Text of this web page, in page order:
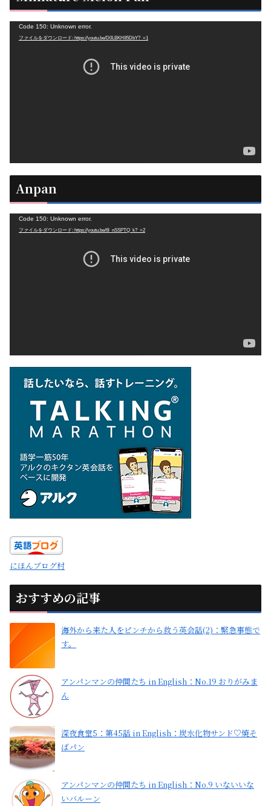
Code 150: Unknown error.
ファイルをダウンロード: https://youtu.be/D0LBKH85DbY?_=1
Anpan
Code 150: Unknown error.
ファイルをダウンロード: https://youtu.be/6l_nSSPTQ_k?_=2
にほんブログ村
おすすめの記事
海外から来た人をピンチから救う英会話(2)：緊急事態で
す。
アンパンマンの仲間たち in English：No.19 おりがみま
ん
深夜食堂5：第45話 in English：炭水化物サンド♡焼そ
ばパン
アンパンマンの仲間たち in English：No.9 いないいな
いバルーン